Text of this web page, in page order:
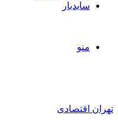
سایدبار
منو
تهران اقتصادی